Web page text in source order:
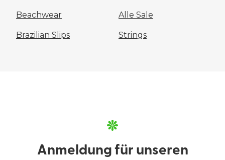
Beachwear Alle Sale
Brazilian Slips Strings
Anmeldung für unseren